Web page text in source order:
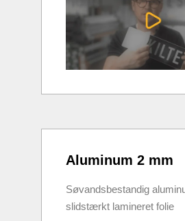
Aluminum 2 mm
Søvandsbestandig
slidstærkt lamineret folie